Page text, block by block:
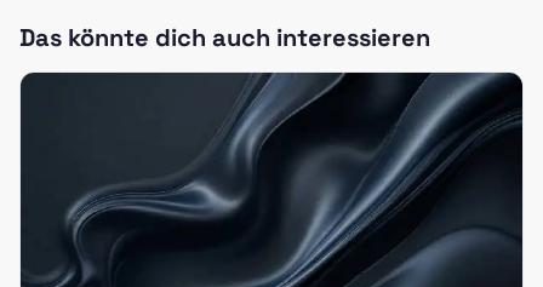
Das könnte dich auch interessieren